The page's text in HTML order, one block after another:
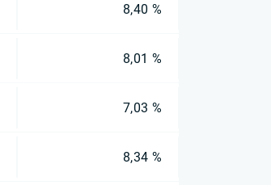
8,40 %
8,01 %
7,03 %
8,34 %